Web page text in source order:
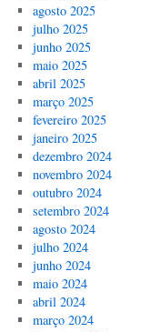
agosto 2025
julho 2025
junho 2025
maio 2025
abril 2025
março 2025
fevereiro 2025
janeiro 2025
dezembro 2024
novembro 2024
outubro 2024
setembro 2024
agosto 2024
julho 2024
junho 2024
maio 2024
abril 2024
março 2024